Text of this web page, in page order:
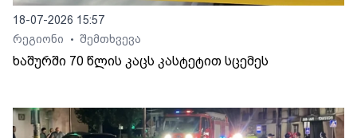
18-07-2026 15:57
რეგიონი
• შემთხვევა
ხაშურში 70 წლის კაცს კასტეტით სცემეს